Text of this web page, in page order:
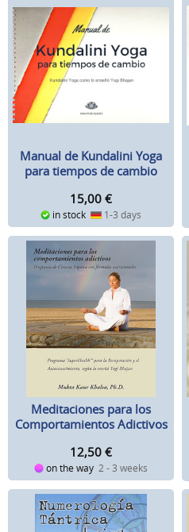
Manual de Kundalini Yoga
para tiempos de cambio
15,00 €
in stock 1-3 days
Meditaciones para los
Comportamientos Adictivos
12,50 €
on the way 2 - 3 weeks